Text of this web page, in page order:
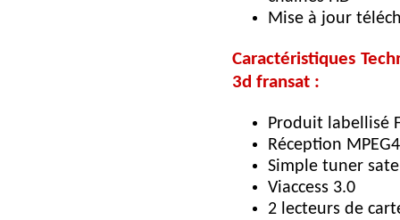
Mise à jour
Caractéristiques
3d fransat :
Produit labellisé
Réception
Simple tuner
Viaccess 3.0
2 lecteurs de